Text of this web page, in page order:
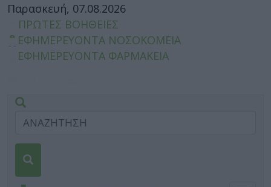
Παρασκευή, 07.08.2026
ΠΡΩΤΕΣ ΒΟΗΘΕΙΕΣ
ΕΦΗΜΕΡΕΥΟΝΤΑ ΝΟΣΟΚΟΜΕΙΑ
ΕΦΗΜΕΡΕΥΟΝΤΑ ΦΑΡΜΑΚΕΙΑ